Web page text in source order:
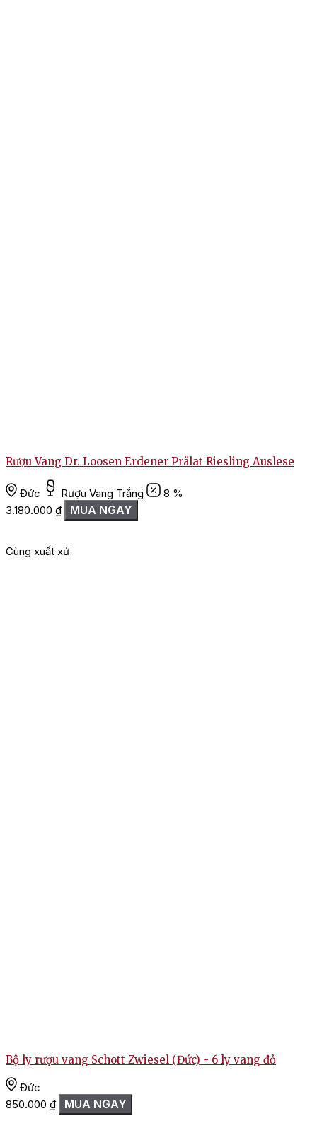
Rượu Vang Dr. Loosen Erdener Prälat Riesling Auslese
Đức Rượu Vang Trắng
8 %
3.180.000 ₫ MUA NGAY
Cùng xuất xứ
Bộ ly rượu vang Schott Zwiesel (Đức) - 6 ly vang đỏ
Đức
850.000 ₫ MUA NGAY